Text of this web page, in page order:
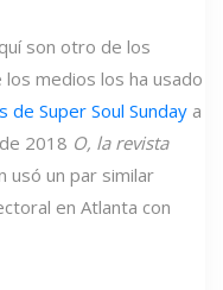
son otro de los
medios los ha usado
de Super Soul Sunday a
2018 O, la revista
usó un par similar
en Atlanta con